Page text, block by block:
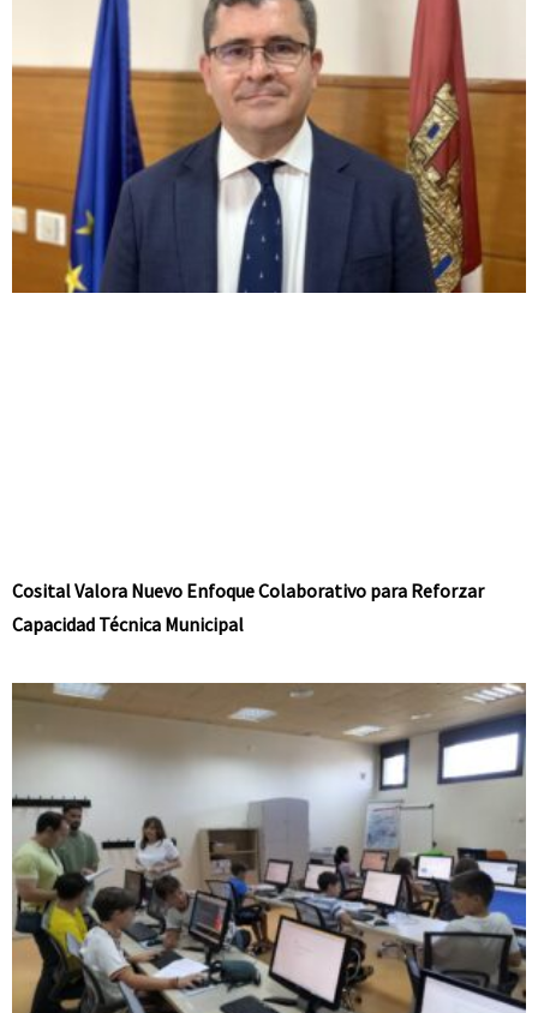
Cosital Valora Nuevo Enfoque Colaborativo para Reforzar
Capacidad Técnica Municipal